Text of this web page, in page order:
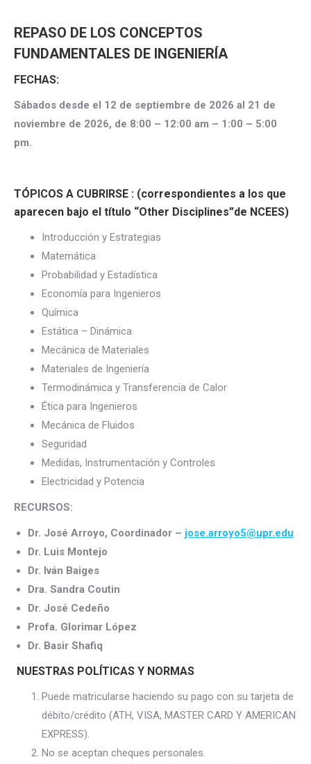
REPASO DE LOS CONCEPTOS
FUNDAMENTALES DE INGENIERÍA
FECHAS:
Sábados desde el 12 de septiembre de 2026 al 21 de
noviembre de 2026, de 8:00 – 12:00 am – 1:00 – 5:00
pm.
TÓPICOS A CUBRIRSE : (correspondientes a los que
aparecen bajo el título “Other Disciplines”de NCEES)
Introducción y Estrategias
Matemática
Probabilidad y Estadística
Economía para Ingenieros
Química
Estática – Dinámica
Mecánica de Materiales
Materiales de Ingeniería
Termodinámica y Transferencia de Calor
Ética para Ingenieros
Mecánica de Fluidos
Seguridad
Medidas, Instrumentación y Controles
Electricidad y Potencia
RECURSOS:
Dr. José Arroyo, Coordinador – jose.arroyo5@upr.edu
Dr. Luis Montejo
Dr. Iván Baiges
Dra. Sandra Coutin
Dr. José Cedeño
Profa. Glorimar López
Dr. Basir Shafiq
NUESTRAS POLÍTICAS Y NORMAS
Puede matricularse haciendo su pago con su tarjeta de
débito/crédito (ATH, VISA, MASTER CARD Y AMERICAN
EXPRESS).
No se aceptan cheques personales.